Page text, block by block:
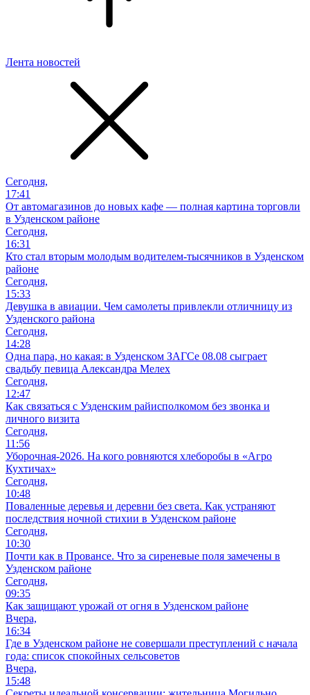
Лента новостей
Сегодня,
17:41
От автомагазинов до новых кафе — полная картина торговли
в Узденском районе
Сегодня,
16:31
Кто стал вторым молодым водителем-тысячников в Узденском
районе
Сегодня,
15:33
Девушка в авиации. Чем самолеты привлекли отличницу из
Узденского района
Сегодня,
14:28
Одна пара, но какая: в Узденском ЗАГСе 08.08 сыграет
свадьбу певица Александра Мелех
Сегодня,
12:47
Как связаться с Узденским райисполкомом без звонка и
личного визита
Сегодня,
11:56
Уборочная-2026. На кого ровняются хлеборобы в «Агро
Кухтичах»
Сегодня,
10:48
Поваленные деревья и деревни без света. Как устраняют
последствия ночной стихии в Узденском районе
Сегодня,
10:30
Почти как в Провансе. Что за сиреневые поля замечены в
Узденском районе
Сегодня,
09:35
Как защищают урожай от огня в Узденском районе
Вчера,
16:34
Где в Узденском районе не совершали преступлений с начала
года: список спокойных сельсоветов
Вчера,
15:48